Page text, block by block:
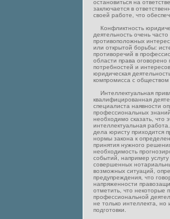
остановиться на
заключается в
своей работе, что
Конфликтность
деятельность очень
противоположных
или открытой борьбы:
противоречий в
области права
потребностей и
юридическая
компромисса с
Интеллектуальная
квалифицированная
специалиста наявности
профессиональных
необходимо сказать, что
интеллектуальная
дела юристу приходится
нормы закона к
принятия нужного
необходимость
событий, например
совершенных
возможных ситуаций,
предупреждения, что
напряженности
отметить, что некоторые
профессиональной
не только интеллекта,
подготовки.